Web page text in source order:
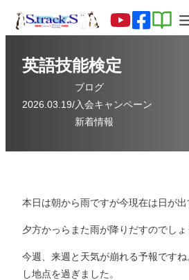
英語技能検定
2026.03.19/
ブログ
入会キャンペーン
新着情報
本日は朝から雨ですが今現在は日が出
夕方かっらまた雨が降りだすのでしょ
今週、来週と天気が崩れる予報です
し地点を過ぎました。